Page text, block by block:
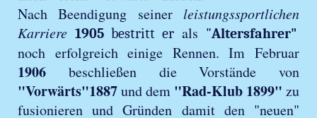
Nach Beendigung seiner leistungssportlichen
Karriere 1905 bestritt er als "Altersfahrer"
noch erfolgreich einige Rennen. Im Februar
1906 beschließen die Vorstände von
"Vorwärts"1887und dem "Rad-Klub 1899" zu
fusionieren und Gründen damit den "neuen"